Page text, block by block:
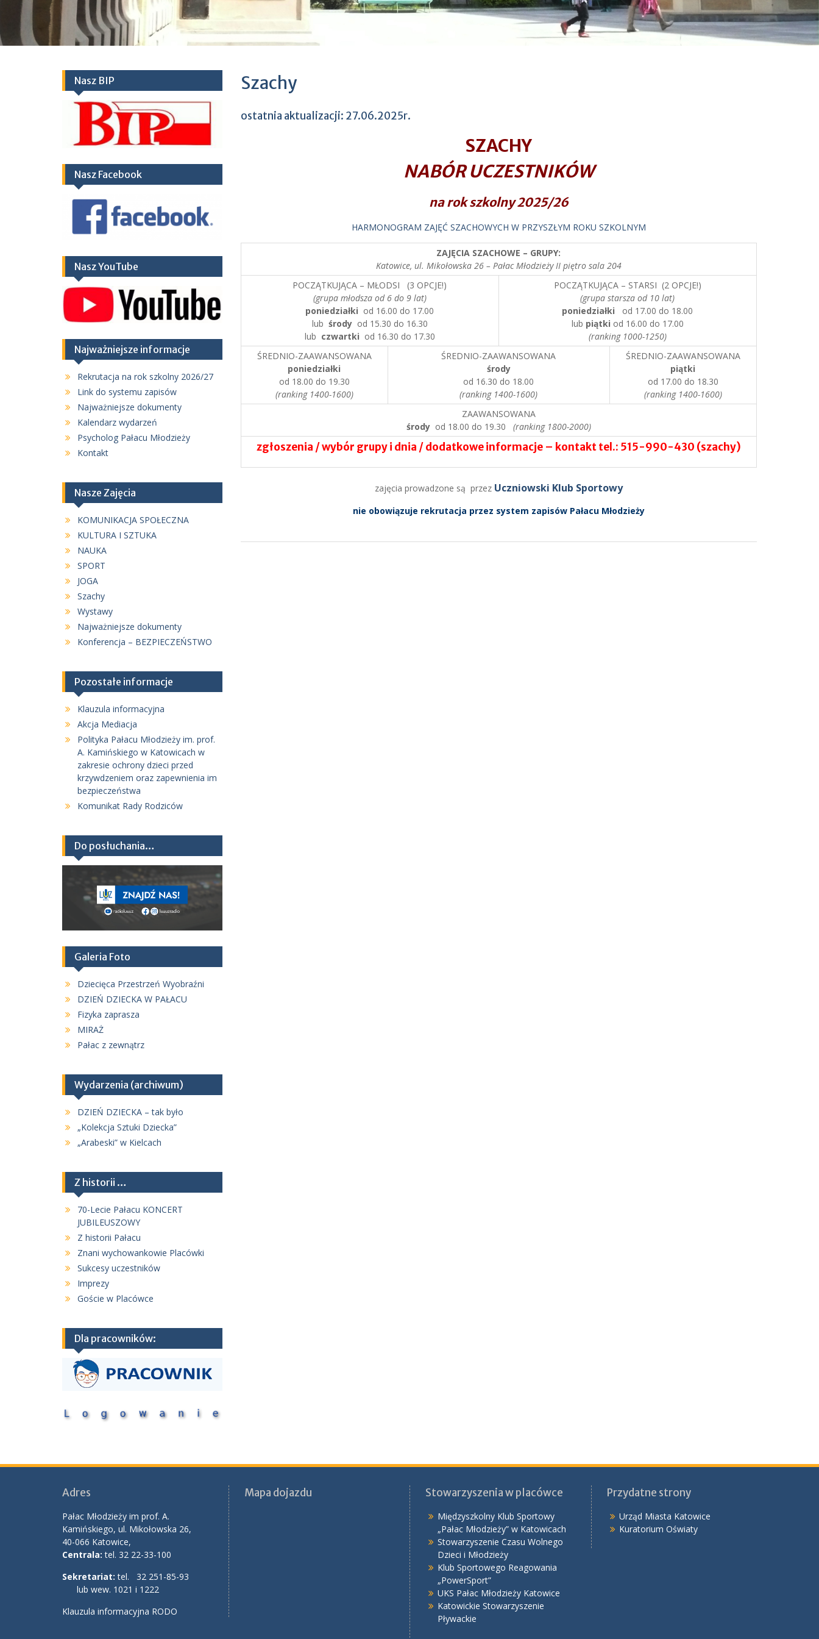
Szachy
ostatnia aktualizacji: 27.06.2025r.
SZACHY
NABÓR UCZESTNIKÓW
na rok szkolny 2025/26
HARMONOGRAM ZAJĘĆ SZACHOWYCH W PRZYSZŁYM ROKU SZKOLNYM
ZAJĘCIA SZACHOWE – GRUPY:
Katowice, ul. Mikołowska 26 – Pałac Młodzieży II piętro sala 204
POCZĄTKUJĄCA – MŁODSI (3 OPCJE!)
(grupa młodsza od 6 do 9 lat)
poniedziałki od 16.00 do 17.00
lub środyod 15.30 do 16.30
lub czwartki od 16.30 do 17.30
POCZĄTKUJĄCA – STARSI (2 OPCJE!)
(grupa starsza od 10 lat)
poniedziałki od 17.00 do 18.00
lub piątki od 16.00 do 17.00
(ranking 1000-1250)
ŚREDNIO-ZAAWANSOWANA
poniedziałki
od 18.00 do 19.30
(ranking 1400-1600)
ŚREDNIO-ZAAWANSOWANA
środy
od 16.30 do 18.00
(ranking 1400-1600)
ŚREDNIO-ZAAWANSOWANA
piątki
od 17.00 do 18.30
(ranking 1400-1600)
ZAAWANSOWANA
środyod 18.00 do 19.30 (ranking 1800-2000)
zgłoszenia / wybór grupy i dnia / dodatkowe informacje – kontakt tel.: 515-990-430 (szachy)
zajęcia prowadzone są przez Uczniowski Klub Sportowy
nie obowiązuje rekrutacja przez system zapisów Pałacu Młodzieży
Nasz BIP
Nasz Facebook
Nasz YouTube
Najważniejsze informacje
Rekrutacja na rok szkolny 2026/27
Link do systemu zapisów
Najważniejsze dokumenty
Kalendarz wydarzeń
Psycholog Pałacu Młodzieży
Kontakt
Nasze Zajęcia
KOMUNIKACJA SPOŁECZNA
KULTURA I SZTUKA
NAUKA
SPORT
JOGA
Szachy
Wystawy
Najważniejsze dokumenty
Konferencja – BEZPIECZEŃSTWO
Pozostałe informacje
Klauzula informacyjna
Akcja Mediacja
Polityka Pałacu Młodzieży im. prof.
A. Kamińskiego w Katowicach w
zakresie ochrony dzieci przed
krzywdzeniem oraz zapewnienia im
bezpieczeństwa
Komunikat Rady Rodziców
Do posłuchania…
Galeria Foto
Dziecięca Przestrzeń Wyobraźni
DZIEŃ DZIECKA W PAŁACU
Fizyka zaprasza
MIRAŻ
Pałac z zewnątrz
Wydarzenia (archiwum)
DZIEŃ DZIECKA – tak było
„Kolekcja Sztuki Dziecka”
„Arabeski” w Kielcach
Z historii …
70-Lecie Pałacu KONCERT
JUBILEUSZOWY
Z historii Pałacu
Znani wychowankowie Placówki
Sukcesy uczestników
Imprezy
Goście w Placówce
Dla pracowników:
Adres
Pałac Młodzieży im prof. A.
Kamińskiego, ul. Mikołowska 26,
40-066 Katowice,
Centrala: tel. 32 22-33-100
Sekretariat: tel. 32 251-85-93
lub wew. 1021 i 1222
Klauzula informacyjna RODO
Mapa dojazdu Stowarzyszenia w placówce
Międzyszkolny Klub Sportowy
„Pałac Młodzieży” w Katowicach
Stowarzyszenie Czasu Wolnego
Dzieci i Młodzieży
Klub Sportowego Reagowania
„PowerSport”
UKS Pałac Młodzieży Katowice
Katowickie Stowarzyszenie
Pływackie
Przydatne strony
Urząd Miasta Katowice
Kuratorium Oświaty